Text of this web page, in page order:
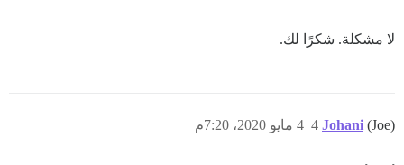
لا مشكلة. شكرًا لك.
Johani (Joe) 4 مايو 2020، 7:20م 4